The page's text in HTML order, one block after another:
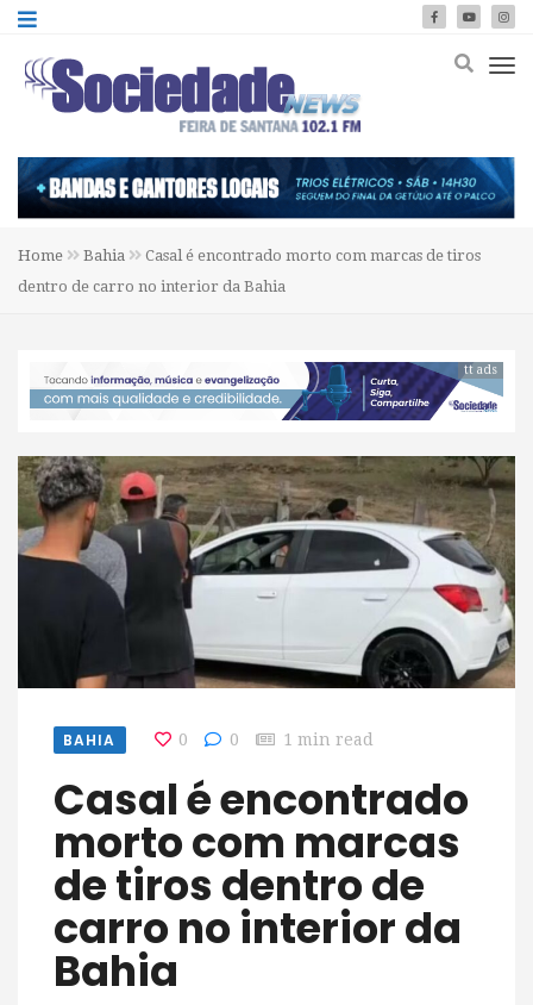
Home Bahia
Casal é encontrado morto com marcas de tiros
dentro de carro no interior da Bahia
tt ads
BAHIA 0 0 1 min read
Casal é encontrado
morto com marcas
de tiros dentro de
carro no interior da
Bahia